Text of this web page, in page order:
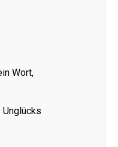
Wort,
Unglücks